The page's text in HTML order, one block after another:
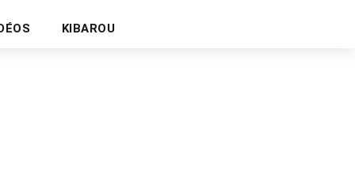
KIBAROU